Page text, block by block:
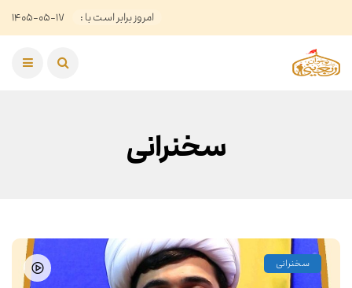
امروز برابر است با : ۱۴۰۵-۰۵-۱۷
سخنرانی
سخنرانی